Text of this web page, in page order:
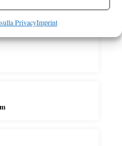
PrivacyImprint